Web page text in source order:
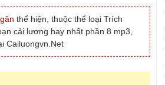
thể hiện, thuộc thể loại Trích
cải lương hay nhất phần 8 mp3,
Cailuongvn.Net